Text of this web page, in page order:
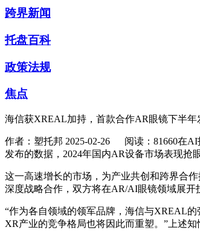
跨界新闻
托盘百科
政策法规
焦点
海信获XREAL加持，首款合作AR眼镜下半年
作者：塑托邦 2025-02-26 阅读：81660在AI
发布的数据，2024年国内AR设备市场表现抢
这一高速增长的市场，为产业共创和跨界合
深度战略合作，双方将在AR/AI眼镜领域展开
“作为各自领域的领军品牌，海信与XREAL
XR产业的竞争格局也将因此而重塑。”上述知